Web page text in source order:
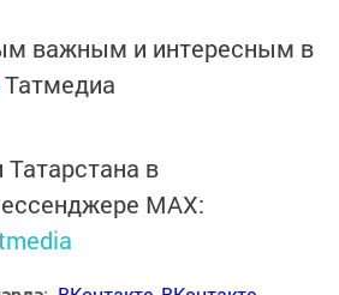
важным и интересным в
Татмедиа
Татарстана в
MАХ: